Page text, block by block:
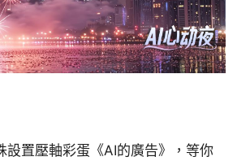
置壓軸彩蛋《AI的廣告》，等你